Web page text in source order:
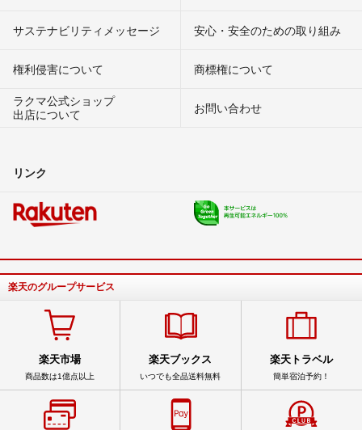
サステナビリティメッセージ 安心・安全のための取り組み
権利侵害について
商標権について
ラクマ公式ショップ
出店について
お問い合わせ
リンク
楽天のグループサービス
楽天市場
商品数は1億点以上
楽天ブックス
いつでも全品送料無料
楽天トラベル
簡単宿泊予約！